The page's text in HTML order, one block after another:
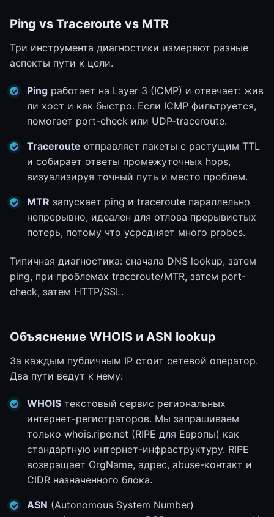
Ping vs Traceroute vs MTR
Три инструмента диагностики измеряют разные
аспекты пути к цели.
Ping работает на Layer 3 (ICMP) и отвечает: жив
ли хост и как быстро. Если ICMP фильтруется,
помогает port-check или UDP-traceroute.
Traceroute отправляет пакеты с растущим TTL
и собирает ответы промежуточных hops,
визуализируя точный путь и место проблем.
MTR запускает ping и traceroute параллельно
непрерывно, идеален для отлова прерывистых
потерь, потому что усредняет много probes.
Типичная диагностика: сначала DNS lookup, затем
ping, при проблемах traceroute/MTR, затем port-
check, затем HTTP/SSL.
Объяснение WHOIS и ASN lookup
За каждым публичным IP стоит сетевой оператор.
Два пути ведут к нему:
WHOIS текстовый сервис региональных
интернет-регистраторов. Мы запрашиваем
только whois.ripe.net (RIPE для Европы) как
стандартную интернет-инфраструктуру. RIPE
возвращает OrgName, адрес, abuse-контакт и
CIDR назначенного блока.
ASN (Autonomous System Number)